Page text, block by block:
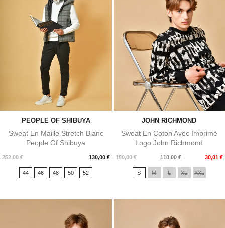
PEOPLE OF SHIBUYA
Sweat En Maille Stretch Blanc
People Of Shibuya
252,00 € 130,00 €
Prix
44 46 48 50 52
JOHN RICHMOND
Sweat En Coton Avec Imprimé
Logo John Richmond
180,00 €
Prix
110,00 € 30,01 €
Prix
S M L XL XXL